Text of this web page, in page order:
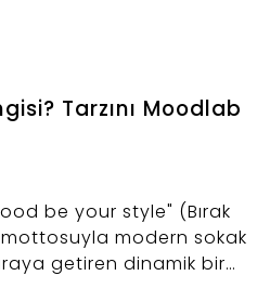
Tarzını Moodlab
be your style" (Bırak
modern sokak
getiren dinamik bir